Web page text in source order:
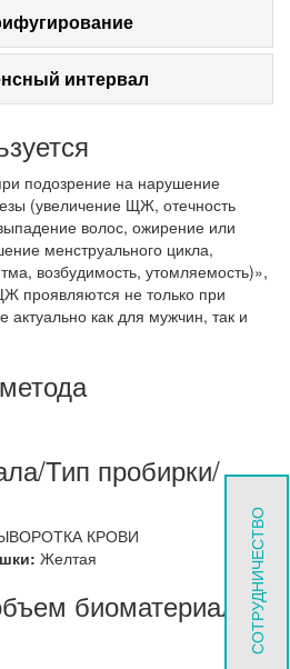
интервал
подозрение на нарушение
(увеличение ЩЖ, отечность
волос, ожирение или
менструального цикла,
возбудимость, утомляемость)»,
проявляются не только при
актуально как для мужчин, так и
Тип пробирки/
КРОВИ
Желтая
биоматериала СОТРУДНИЧЕСТВО